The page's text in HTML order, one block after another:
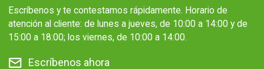
Escríbenos y te contestamos rápidamente. Horario de
atención al cliente: de lunes a jueves, de 10:00 a 14:00 y de
15:00 a 18:00; los viernes, de 10:00 a 14:00.
Escríbenos ahora